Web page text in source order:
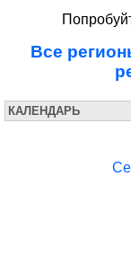
Все
КАЛЕНДАРЬ